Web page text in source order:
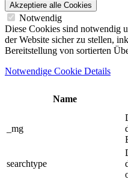
Akzeptiere alle Cookies
Notwendig
Diese Cookies sind notwendig
der Website sicher zu stellen,
Bereitstellung von sortierten
Notwendige Cookie Details
Name
_mg
searchtype